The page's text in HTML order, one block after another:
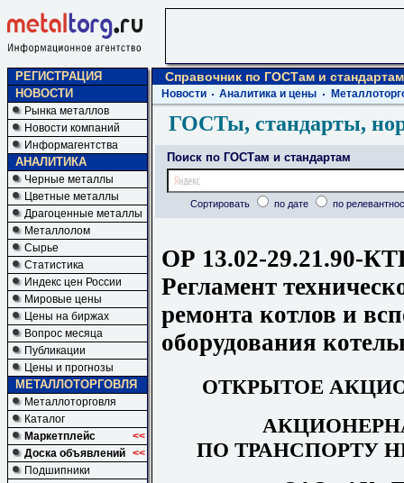
РЕГИСТРАЦИЯ
НОВОСТИ
Рынка металлов
Новости компаний
Информагентства
АНАЛИТИКА
Черные металлы
Цветные металлы
Драгоценные металлы
Металлолом
Сырье
Статистика
Индекс цен России
Мировые цены
Цены на биржах
Вопрос месяца
Публикации
Цены и прогнозы
МЕТАЛЛОТОРГОВЛЯ
Металлоторговля
Каталог
Маркетплейс
<<
Доска объявлений <<
Подшипники
Справочник по ГОСТам и стандартам
Новости Аналитика и цены
ГОСТы, стандарты,
Поиск по ГОСТам и стандартам
Сортировать по дате по
ОР 13.02-29.21.90-
Регламент
ремонта котлов и
оборудования
ОТКРЫТОЕ
ПО ТРАНСПОРТУ